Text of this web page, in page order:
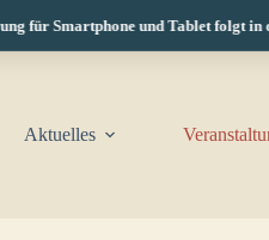
Smartphone und Tablet folgt in
Aktuelles